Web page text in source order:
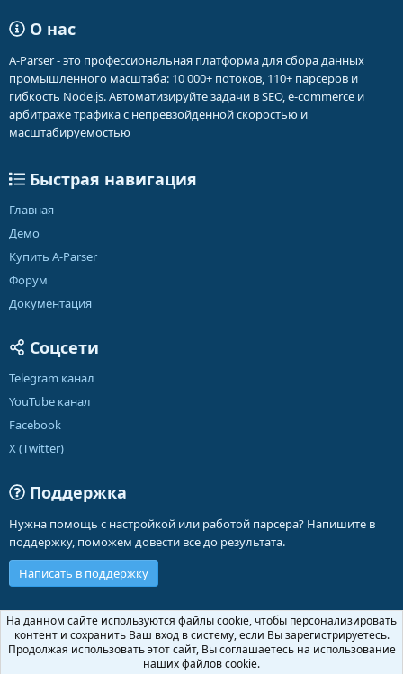
О нас
A-Parser - это профессиональная платформа для сбора данных
промышленного масштаба: 10 000+ потоков, 110+ парсеров и
гибкость Node.js. Автоматизируйте задачи в SEO, e-commerce и
арбитраже трафика с непревзойденной скоростью и
масштабируемостью
Быстрая навигация
Главная
Демо
Купить A-Parser
Форум
Документация
Соцсети
Telegram канал
YouTube канал
Facebook
X (Twitter)
Поддержка
Нужна помощь с настройкой или работой парсера? Напишите в
поддержку, поможем довести все до результата.
Написать в поддержку
Russian (RU)
Обратная связь
Условия и правила
Политика конфиденциальности
Помощь
На данном сайте используются файлы cookie, чтобы персонализировать
контент и сохранить Ваш вход в систему, если Вы зарегистрируетесь.
Продолжая использовать этот сайт, Вы соглашаетесь на использование
наших файлов cookie.